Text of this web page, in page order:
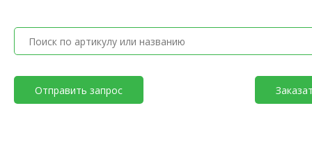
Отправить запрос